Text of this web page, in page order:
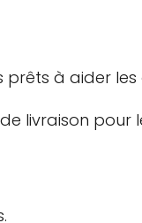
à aider
livraison pour